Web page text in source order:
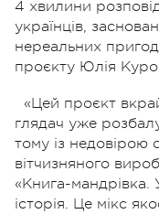
4 хвилини
українців,
нереальних
проєкту Юлія
«Цей проєкт
глядач уже
тому із недовірою
вітчизняного
«Книга-мандрівка.
історія. Це мікс